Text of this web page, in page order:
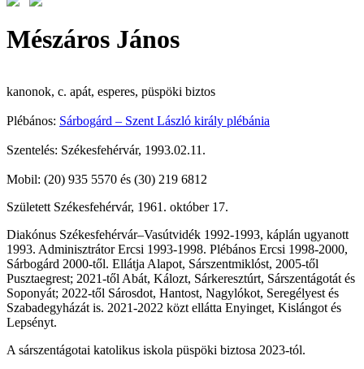
Mészáros János
kanonok, c. apát, esperes, püspöki biztos
Plébános: Sárbogárd – Szent László király plébánia
Szentelés: Székesfehérvár, 1993.02.11.
Mobil: (20) 935 5570 és (30) 219 6812
Született Székesfehérvár, 1961. október 17.
Diakónus Székesfehérvár–Vasútvidék 1992-1993, káplán ugyanott
1993. Adminisztrátor Ercsi 1993-1998. Plébános Ercsi 1998-2000,
Sárbogárd 2000-től. Ellátja Alapot, Sárszentmiklóst, 2005-től
Pusztaegrest; 2021-től Abát, Kálozt, Sárkeresztúrt, Sárszentágotát és
Soponyát; 2022-től Sárosdot, Hantost, Nagylókot, Seregélyest és
Szabadegyházát is. 2021-2022 közt ellátta Enyinget, Kislángot és
Lepsényt.
A sárszentágotai katolikus iskola püspöki biztosa 2023-tól.